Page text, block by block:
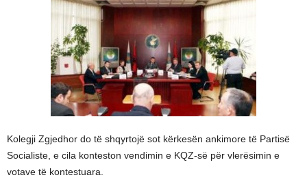
Kolegji Zgjedhor do të shqyrtojë sot kërkesën ankimore të Partisë
Socialiste, e cila konteston vendimin e KQZ-së për vlerësimin e
votave të kontestuara.